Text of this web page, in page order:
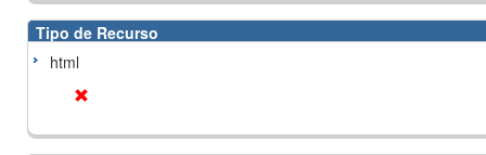
Tipo de Recurso
html